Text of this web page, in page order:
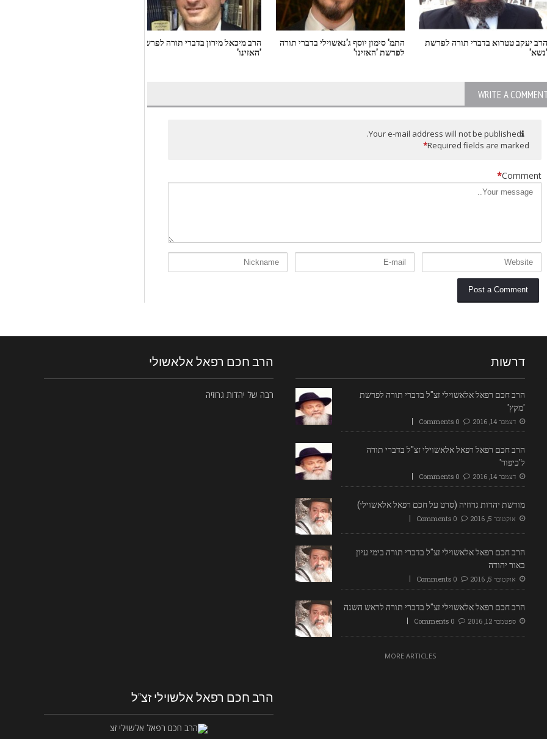
הרב יעקב טטרוא בדברי תורה לפרשת
'נשא'
התמ' סימון יוסף ג'נאשוילי בדברי תורה
לפרשת 'האזינו'
הרב מיכאל מירון בדברי תורה לפרשת
'האזינו'
WRITE A
Your e-mail address will not be published.
Required fields are marked
*
Comment
*
הרב חכם רפאל אלאשולי
רבה של יהדות גרוזיה
דרשות
הרב חכם רפאל אלאשוילי זצ"ל בדברי תורה לפרשת
'מקץ'
דצמבר 14, 2016
הרב חכם רפאל רפאל אלאשוילי זצ"ל בדברי תורה
ל'כיפור'
דצמבר 14, 2016
מורשת יהדות גרוזיה (סרט על חכם רפאל אלאשוילי)
אוקטובר 5, 2016
הרב חכם רפאל אלאשוילי זצ"ל בדברי תורה בימי עיון
באור יהודה
אוקטובר 5, 2016
הרב חכם רפאל אלאשוילי זצ"ל בדברי תורה לראש השנה
ספטמבר 12, 2016
MORE ARTICLES
הרב חכם רפאל אלשוילי זצ"ל